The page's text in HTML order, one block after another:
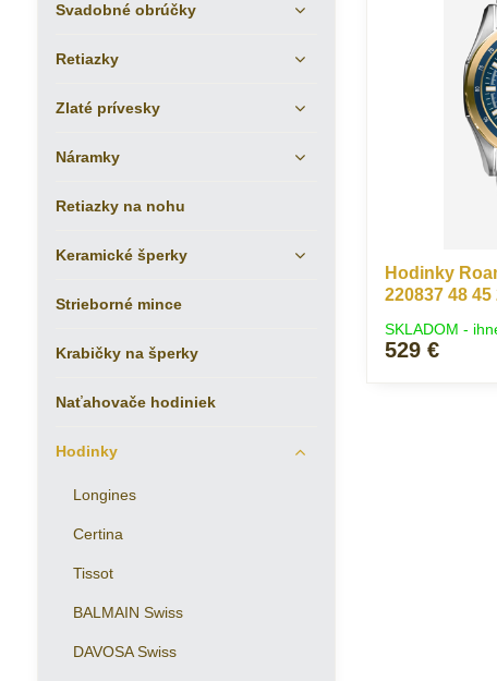
Hodinky
220837 48 45
SKLADOM -
529 €
Svadobné obrúčky
Retiazky
Zlaté prívesky
Náramky
Retiazky na nohu
Keramické šperky
Strieborné mince
Krabičky na šperky
Naťahovače hodiniek
Hodinky
Longines
Certina
Tissot
BALMAIN Swiss
DAVOSA Swiss